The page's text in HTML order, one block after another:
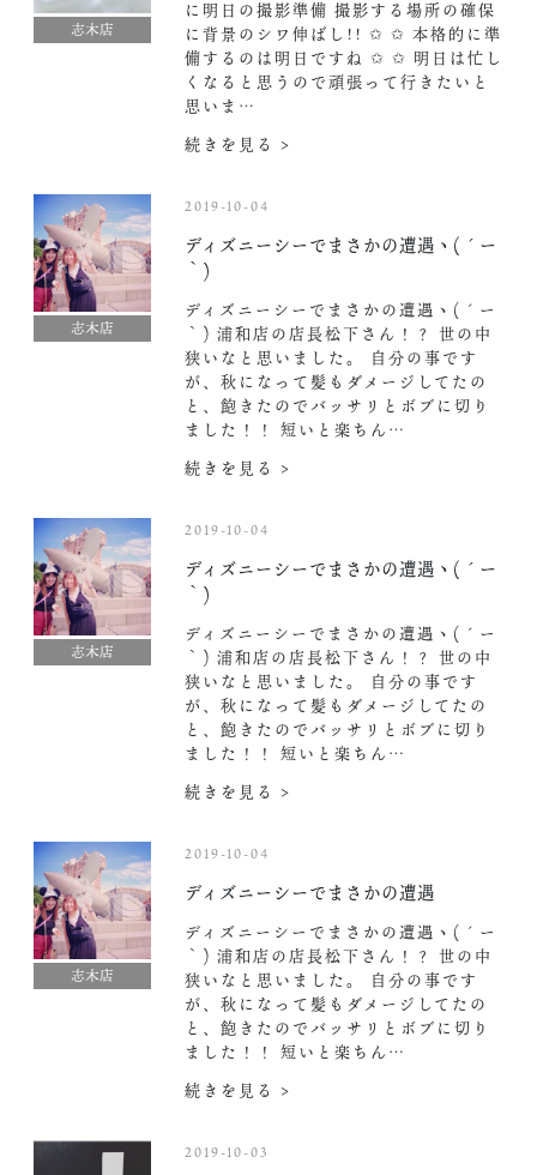
志木店
に明日の撮影準備 撮影する場所の確保
に背景のシワ伸ばし!! ✩ ✩ 本格的に準
備するのは明日ですね ✩ ✩ 明日は忙し
くなると思うので頑張って行きたいと
思いま…
続きを見る >
志木店
2019-10-04
ディズニーシーでまさかの遭遇ヽ(´ー
｀)
ディズニーシーでまさかの遭遇ヽ(´ー
｀) 浦和店の店長松下さん！？ 世の中
狭いなと思いました。 自分の事です
が、秋になって髪もダメージしてたの
と、飽きたのでバッサリとボブに切り
ました！！ 短いと楽ちん…
続きを見る >
志木店
2019-10-04
ディズニーシーでまさかの遭遇ヽ(´ー
｀)
ディズニーシーでまさかの遭遇ヽ(´ー
｀) 浦和店の店長松下さん！？ 世の中
狭いなと思いました。 自分の事です
が、秋になって髪もダメージしてたの
と、飽きたのでバッサリとボブに切り
ました！！ 短いと楽ちん…
続きを見る >
志木店
2019-10-04
ディズニーシーでまさかの遭遇
ディズニーシーでまさかの遭遇ヽ(´ー
｀) 浦和店の店長松下さん！？ 世の中
狭いなと思いました。 自分の事です
が、秋になって髪もダメージしてたの
と、飽きたのでバッサリとボブに切り
ました！！ 短いと楽ちん…
続きを見る >
2019-10-03